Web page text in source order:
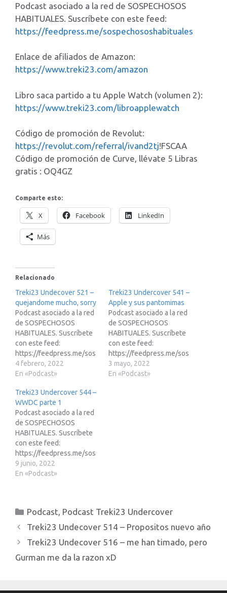
Podcast asociado a la red de SOSPECHOSOS
HABITUALES. Suscríbete con este feed:
https://feedpress.me/sospechososhabituales
Enlace de afiliados de Amazon:
https://www.treki23.com/amazon
Libro saca partido a tu Apple Watch (volumen 2):
https://www.treki23.com/libroapplewatch
Código de promoción de Revolut:
https://revolut.com/referral/ivand2tj!FSCAA
Código de promoción de Curve, llévate 5 Libras
gratis : OQ4GZ
Comparte esto:
X Facebook LinkedIn
Más
Relacionado
Treki23 Undecover 521 –
quejandome mucho, sorry
Podcast asociado a la red
de SOSPECHOSOS
HABITUALES. Suscríbete
con este feed:
https://feedpress.me/sos
pechososhabitualesEnlac
e de afiliados de Amazon:
amazonLibro saca partido
a tu Apple Watch
(volumen 2):
https://www.treki23.c...
4 febrero, 2022
En «Podcast»
Treki23 Undercover 541 –
Apple y sus pantomimas
Podcast asociado a la red
de SOSPECHOSOS
HABITUALES. Suscríbete
con este feed:
https://feedpress.me/sos
pechososhabitualesEnlac
e de afiliados de Amazon:
3 mayo, 2022
En «Podcast»
Treki23 Undercover 544 –
WWDC parte 1
Podcast asociado a la red
de SOSPECHOSOS
HABITUALES. Suscríbete
con este feed:
https://feedpress.me/sos
pechososhabitualesEnlac
e de afiliados de Amazon:
(volumen 2):
https://www.treki23.c...
9 junio, 2022
En «Podcast»
Categorías
Podcast Podcast Treki23 Undercover
Treki23 Undecover 514 – Propositos nuevo año
Treki23 Undecover 516 – me han timado, pero
Gurman me da la razon xD